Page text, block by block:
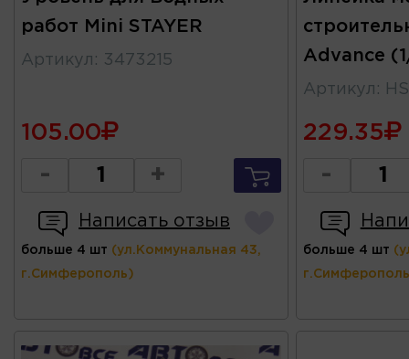
работ Mini STAYER
Артикул : 3473215
105.00
- +
Написать отзыв
больше 4 шт (ул.Коммунальная 43,
г.Симферополь)
Advance
Артикул :
229.35
-
больше 4 шт